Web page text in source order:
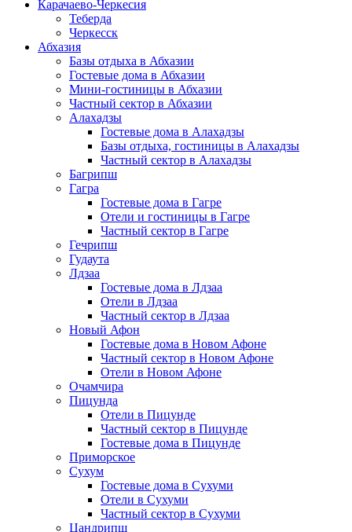
Карачаево-Черкесия
Теберда
Черкесск
Абхазия
Базы отдыха в Абхазии
Гостевые дома в Абхазии
Мини-гостиницы в Абхазии
Частный сектор в Абхазии
Алахадзы
Гостевые дома в Алахадзы
Базы отдыха, гостиницы в Алахадзы
Частный сектор в Алахадзы
Багрипш
Гагра
Гостевые дома в Гагре
Отели и гостиницы в Гагре
Частный сектор в Гагре
Гечрипш
Гудаута
Лдзаа
Гостевые дома в Лдзаа
Отели в Лдзаа
Частный сектор в Лдзаа
Новый Афон
Гостевые дома в Новом Афоне
Частный сектор в Новом Афоне
Отели в Новом Афоне
Очамчира
Пицунда
Отели в Пицунде
Частный сектор в Пицунде
Гостевые дома в Пицунде
Приморское
Сухум
Гостевые дома в Сухуми
Отели в Сухуми
Частный сектор в Сухуми
Цандрипш